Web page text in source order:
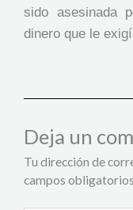
sido asesinada
dinero que le
Deja un
Tu dirección de
campos